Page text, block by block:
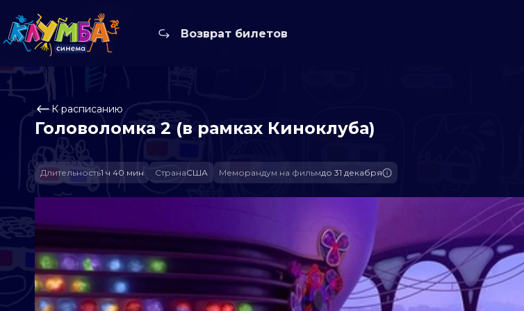
Возврат билетов
К расписанию
Головоломка 2 (в рамках Киноклуба)
Длительность1 ч 40 мин СтранаСША Меморандум на фильмдо 31 декабря